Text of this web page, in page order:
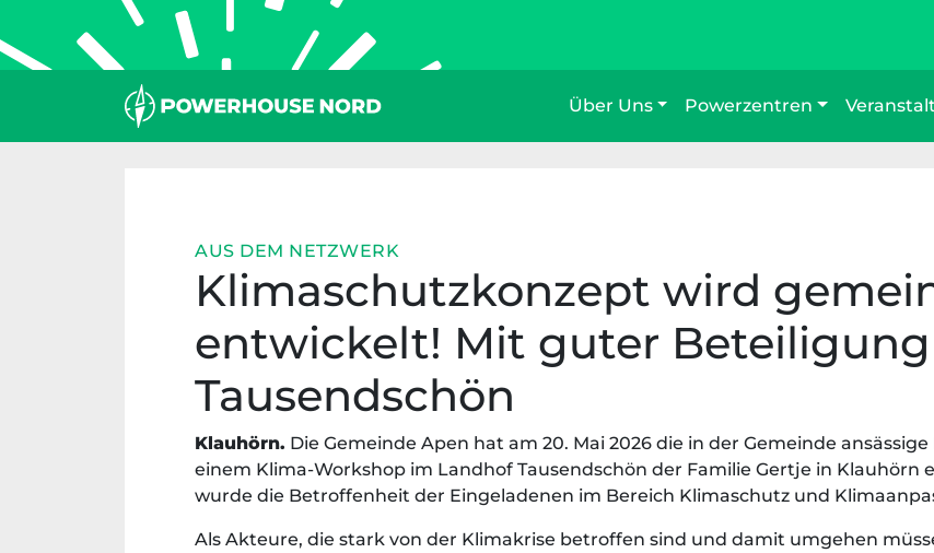
Inhalt
springen
Über Uns
Powerzentren
AUS DEM NETZWERK
Klimaschutzkonzept wird
entwickelt! Mit guter
Tausendschön
Klauhörn. Die Gemeinde Apen hat am 20. Mai 2026 die in der Gemeinde
einem Klima-Workshop im Landhof Tausendschön der Familie Gertje in Klauhörn
wurde die Betroffenheit der Eingeladenen im Bereich Klimaschutz und
Als Akteure, die stark von der Klimakrise betroffen sind und damit umgehen